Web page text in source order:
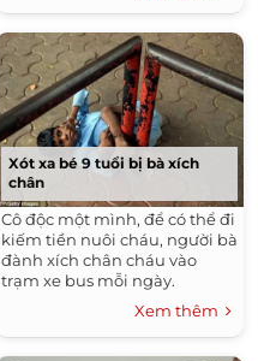
Xót xa bé 9 tuổi bị bà xích
chân
Cô độc một mình, để có thể đi
kiếm tiền nuôi cháu, người bà
đành xích chân cháu vào
trạm xe bus mỗi ngày.
Xem thêm